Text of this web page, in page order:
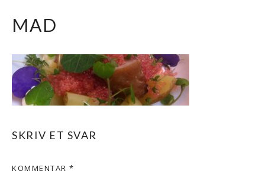
MAD
SKRIV ET SVAR
KOMMENTAR *